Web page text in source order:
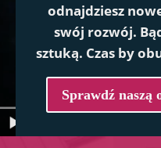
odnajdziesz
swój rozwój.
sztuką. Czas by
Sprawdź naszą